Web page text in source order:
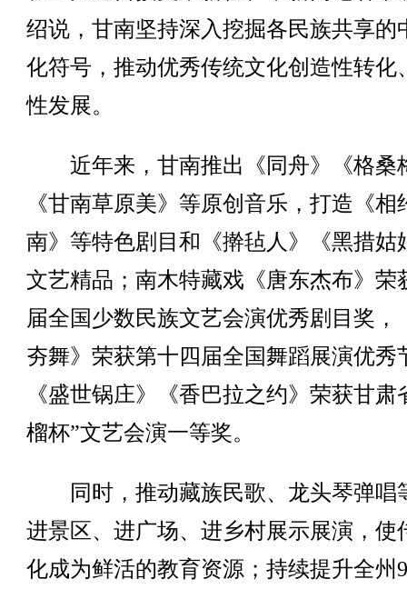
绍说，甘南坚持深入挖掘各民族共享的
化符号，推动优秀传统文化创造性转化
性发展。
近年来，甘南推出《同舟》《格桑
《甘南草原美》等原创音乐，打造《相
南》等特色剧目和《擀毡人》《黑措姑
文艺精品；南木特藏戏《唐东杰布》荣
届全国少数民族文艺会演优秀剧目奖，
夯舞》荣获第十四届全国舞蹈展演优秀
《盛世锅庄》《香巴拉之约》荣获甘肃
榴杯”文艺会演一等奖。
同时，推动藏族民歌、龙头琴弹唱
进景区、进广场、进乡村展示展演，使
化成为鲜活的教育资源；持续提升全州